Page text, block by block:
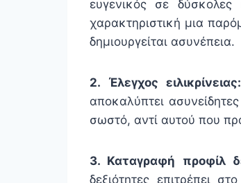
ευγενικός σε
χαρακτηριστική μια
δημιουργείται ασυνέπεια.
2. Έλεγχος ειλικρίνειας:
αποκαλύπτει
σωστό, αντί αυτού που
3. Καταγραφή προφίλ
δεξιότητες επιτρέπει